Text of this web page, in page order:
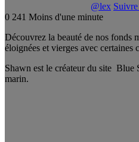
@lex
0 241 Moins d'une minute
Découvrez la beauté de nos fonds
éloignées et vierges avec certaines
Shawn est le créateur du site Blue
marin.